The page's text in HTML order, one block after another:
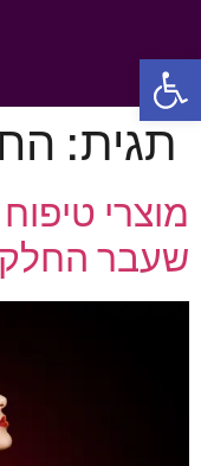
פתח סרגל נגישות
תגית:
מוצרי
שעבר